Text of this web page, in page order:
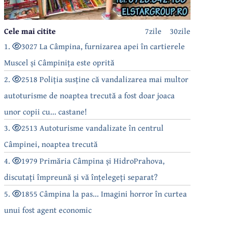
30zile
7zile
Cele mai citite
1.
3027 La Câmpina, furnizarea apei în cartierele
Muscel și Câmpinița este oprită
2.
2518 Poliția susține că vandalizarea mai multor
autoturisme de noaptea trecută a fost doar joaca
unor copii cu... castane!
3.
2513 Autoturisme vandalizate în centrul
Câmpinei, noaptea trecută
4.
1979 Primăria Câmpina și HidroPrahova,
discutați împreună și vă înțelegeți separat?
5.
1855 Câmpina la pas... Imagini horror în curtea
unui fost agent economic